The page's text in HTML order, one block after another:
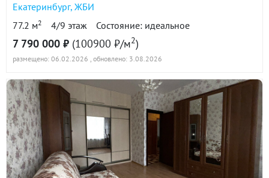
Екатеринбург, ЖБИ
77.2 м2 4/9 этаж Состояние: идеальное
7 790 000 ₽ (100900 ₽/м2)
размещено: 06.02.2026 , обновлено: 3.08.2026